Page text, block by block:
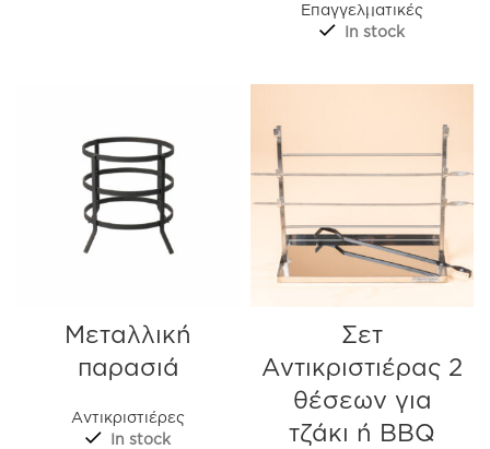
Επαγγελματικές
In stock
Μεταλλική
παρασιά
Αντικριστιέρες
In stock
Σετ
Αντικριστιέρας 2
θέσεων για
τζάκι ή ΒΒQ